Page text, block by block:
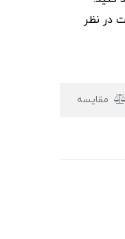
در نظر
مقایسه